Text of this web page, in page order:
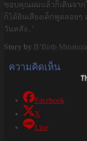
ขอบคุณผมแล้วก็เดินจาก
ก็ได้ยินเสียงเด็กพูดลอยๆ
วันหลัง..’
Story by B’Birth
ความคิดเห็น
Facebook
X
Line